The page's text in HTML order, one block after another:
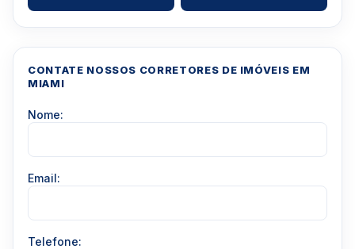
CONTATE NOSSOS CORRETORES DE IMÓVEIS EM
MIAMI
Nome:
Email:
Telefone: